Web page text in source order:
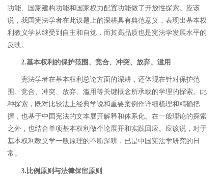
功能、国家建构功能和国家权力配置功能做了开放性探索。 应该
说，我国宪法学者在此议题上的深耕具有典范意义，表现出基本权
利教义学从继受到自主和自觉，而其高品质也是宪法学发展水平的
反映。
2.基本权利的保护范围、竞合、冲突、放弃、滥用
宪法学者在基本权利总论方面的深耕，还体现在针对保护范
围、竞合、冲突、放弃、滥用等关键概念所承载的学理的探索。 此
种探索，既对比较法上经典学说和重要案例作详细梳理和精确把
握，也基于中国宪法的文本展开解释和体系化。在一般理论的探索
之外，也结合单项基本权利做个论展开和实践回应。应该说，对于
基本权利教义学一般原理的不断深耕，已是中国宪法学研究的日
常。
3. 比例原则与法律保留原则